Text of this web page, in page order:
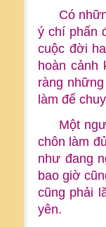
Có
ý chí phấn
cuộc đời
hoàn cảnh
ràng
làm để
Một
chôn làm
như đang
bao giờ
cũng phải
yên.